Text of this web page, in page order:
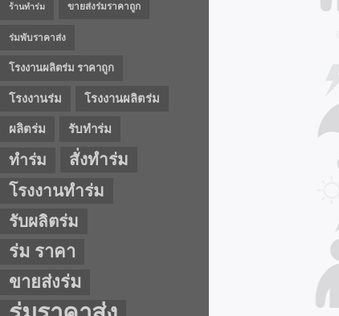
ร้านทำร่ม ขายส่งร่มราคาถูก
ร่มพับราคาส่ง
โรงงานผลิตร่ม ราคาถูก
โรงงานร่ม โรงงานผลิตร่ม
ผลิตร่ม รับทำร่ม
ทำร่ม
สั่งทำร่ม
โรงงานทำร่ม
รับผลิตร่ม
ร่ม ราคา
ขายส่งร่ม